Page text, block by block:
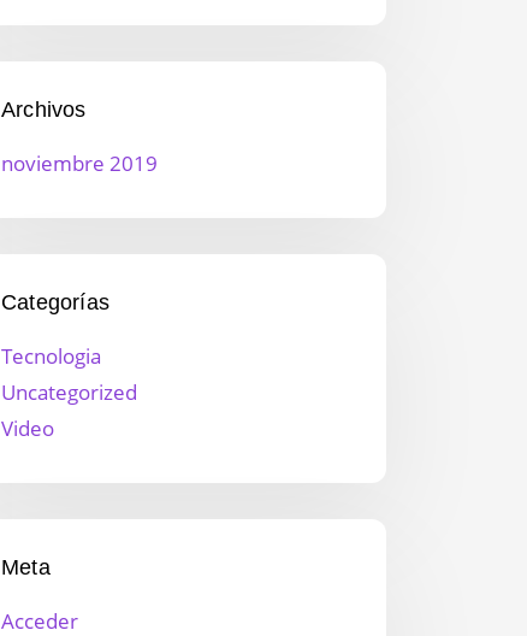
Archivos
noviembre 2019
Categorías
Tecnologia
Uncategorized
Video
Meta
Acceder